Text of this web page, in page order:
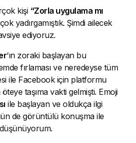
kişi “Zorla uygulama mı
yadırgamıştık. Şimdi ailecek
ediyoruz.
‘ın zoraki başlayan bu
fırlaması ve neredeyse tüm
ile Facebook için platformu
taşıma vakti gelmişti. Emoji
ile başlayan ve oldukça ilgi
de görüntülü konuşma ile